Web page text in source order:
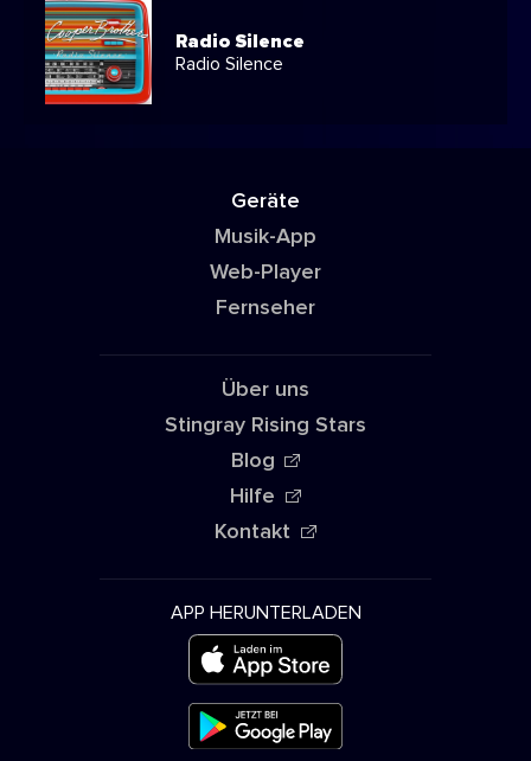
Radio Silence
Radio Silence
Geräte
Musik-App
Web-Player
Fernseher
Über uns
Stingray Rising Stars
Blog
Hilfe
Kontakt
APP HERUNTERLADEN